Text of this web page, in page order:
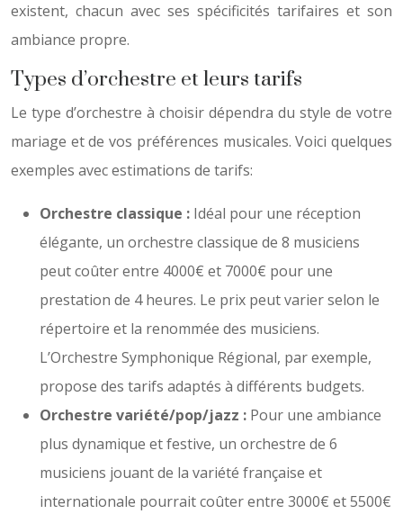
existent, chacun avec ses spécificités tarifaires et son
ambiance propre.
Types d’orchestre et leurs tarifs
Le type d’orchestre à choisir dépendra du style de votre
mariage et de vos préférences musicales. Voici quelques
exemples avec estimations de tarifs:
Orchestre classique : Idéal pour une réception
élégante, un orchestre classique de 8 musiciens
peut coûter entre 4000€ et 7000€ pour une
prestation de 4 heures. Le prix peut varier selon le
répertoire et la renommée des musiciens.
L’Orchestre Symphonique Régional, par exemple,
propose des tarifs adaptés à différents budgets.
Orchestre variété/pop/jazz : Pour une ambiance
plus dynamique et festive, un orchestre de 6
musiciens jouant de la variété française et
internationale pourrait coûter entre 3000€ et 5500€